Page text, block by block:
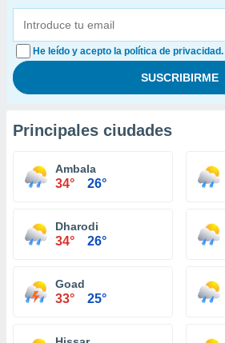
He leído y acepto la política de privacidad.
Principales ciudades
Ambala
34° 26°
Dharodi
34° 26°
Goad
33° 25°